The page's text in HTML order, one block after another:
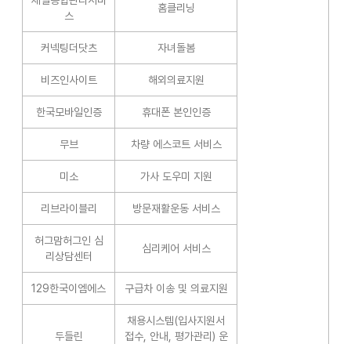
스
홈클리닝
커넥팅더닷츠 자녀돌봄
비즈인사이트 해외의료지원
한국모바일인증 휴대폰 본인인증
무브 차량 에스코트 서비스
미소 가사 도우미 지원
리브라이블리 방문재활운동 서비스
허그맘허그인 심
리상담센터
심리케어 서비스
129한국이엠에스 구급차 이송 및 의료지원
두들린
채용시스템(입사지원서
접수, 안내, 평가관리) 운